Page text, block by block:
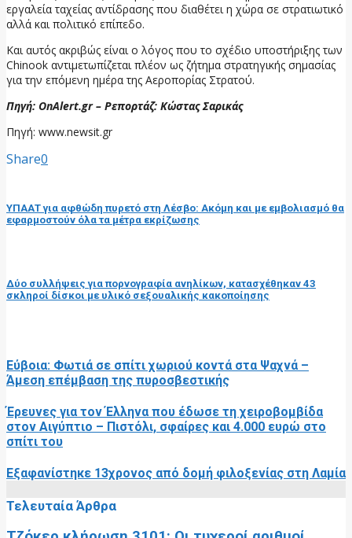
εργαλεία ταχείας αντίδρασης που διαθέτει η χώρα σε στρατιωτικό
αλλά και πολιτικό επίπεδο.
Και αυτός ακριβώς είναι ο λόγος που το σχέδιο υποστήριξης των
Chinook αντιμετωπίζεται πλέον ως ζήτημα στρατηγικής σημασίας
για την επόμενη ημέρα της Αεροπορίας Στρατού.
Πηγή: OnAlert.gr – Ρεπορτάζ: Κώστας Σαρικάς
Πηγή: www.newsit.gr
Share0
ΥΠΑΑΤ για αφθώδη πυρετό στη Λέσβο: Ακόμη και με εμβολιασμό θα
εφαρμοστούν όλα τα μέτρα εκρίζωσης
Δύο συλλήψεις για πορνογραφία ανηλίκων, κατασχέθηκαν 43
σκληροί δίσκοι με υλικό σεξουαλικής κακοποίησης
Εύβοια: Φωτιά σε σπίτι χωριού κοντά στα Ψαχνά –
Άμεση επέμβαση της πυροσβεστικής
Έρευνες για τον Έλληνα που έδωσε τη χειροβομβίδα
στον Αιγύπτιο – Πιστόλι, σφαίρες και 4.000 ευρώ στο
σπίτι του
Εξαφανίστηκε 13χρονος από δομή φιλοξενίας στη Λαμία
Τελευταία Άρθρα